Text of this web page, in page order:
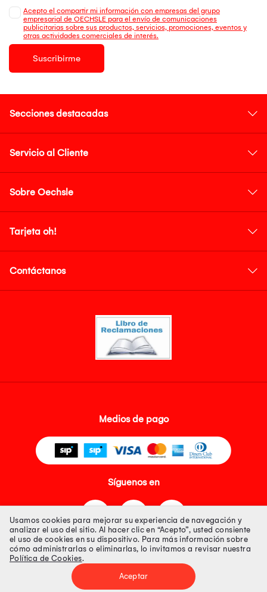
Acepto el compartir mi información con empresas del grupo
empresarial de OECHSLE para el envío de comunicaciones
publicitarias sobre sus productos, servicios, promociones, eventos y
otras actividades comerciales de interés.
Suscribirme
Secciones destacadas
Servicio al Cliente
Sobre Oechsle
Tarjeta oh!
Contáctanos
Medios de pago
Síguenos en
Tienda 100% Segura
Tiendas Peruanas S.A. R.U.C. Nº 20493020618. Todos los derechos
Usamos cookies para mejorar su experiencia de navegación y
analizar el uso del sitio. Al hacer clic en “Acepto”, usted consiente
el uso de cookies en su dispositivo. Para más información sobre
cómo administrarlas o eliminarlas, lo invitamos a revisar nuestra
Política de Cookies.
Aceptar